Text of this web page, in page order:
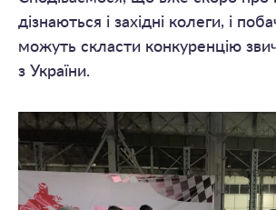
дізнаються і західні колеги, і
можуть скласти конкуренцію
з України.